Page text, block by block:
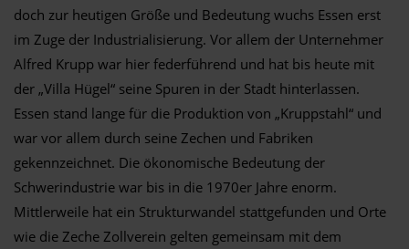
doch zur heutigen Größe und Bedeutung wuchs Essen erst
im Zuge der Industrialisierung. Vor allem der Unternehmer
Alfred Krupp war hier federführend und hat bis heute mit
der „Villa Hügel“ seine Spuren in der Stadt hinterlassen.
Essen stand lange für die Produktion von „Kruppstahl“ und
war vor allem durch seine Zechen und Fabriken
gekennzeichnet. Die ökonomische Bedeutung der
Schwerindustrie war bis in die 1970er Jahre enorm.
Mittlerweile hat ein Strukturwandel stattgefunden und Orte
wie die Zeche Zollverein gelten gemeinsam mit dem